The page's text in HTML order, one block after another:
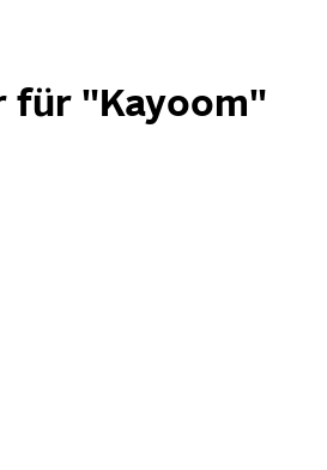
für "Kayoom"